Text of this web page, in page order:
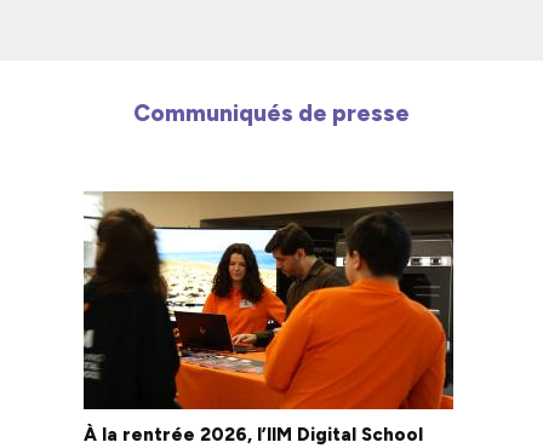
Communiqués de presse
À la rentrée 2026, l’IIM Digital School